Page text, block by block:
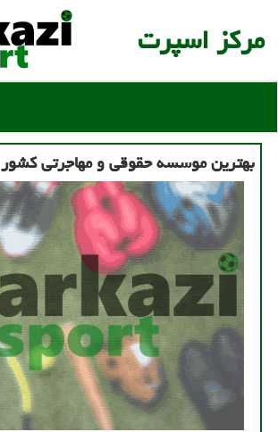
مركز اسپرت
بهترین موسسه حقوقی و مهاجرتی كشور